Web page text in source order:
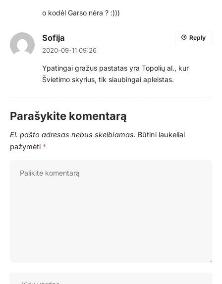
o kodėl Garso nėra ? :)))
Sofija
2020-09-11 09:26
Ypatingai gražus pastatas yra Topolių al., kur
Švietimo skyrius, tik siaubingai apleistas.
Reply
Parašykite komentarą
El. pašto adresas nebus skelbiamas. Būtini laukeliai
pažymėti *